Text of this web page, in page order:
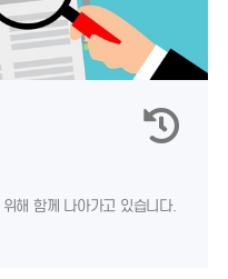
위해 함께 나아가고 있습니다.